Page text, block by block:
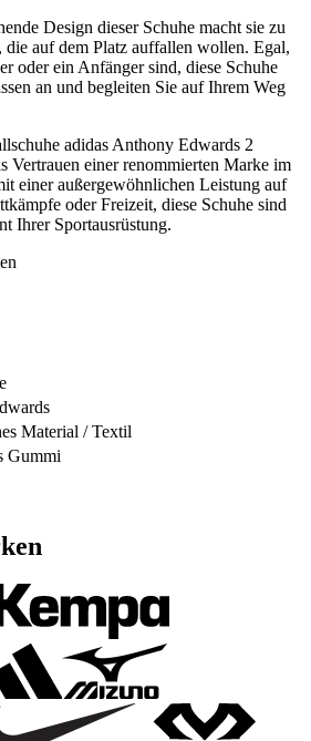
Design dieser Schuhe macht sie zu
auf dem Platz auffallen wollen. Egal,
oder ein Anfänger sind, diese Schuhe
an und begleiten Sie auf Ihrem Weg
adidas Anthony Edwards 2
Vertrauen einer renommierten Marke im
einer außergewöhnlichen Leistung auf
oder Freizeit, diese Schuhe sind
Ihrer Sportausrüstung.
Material / Textil
Gummi